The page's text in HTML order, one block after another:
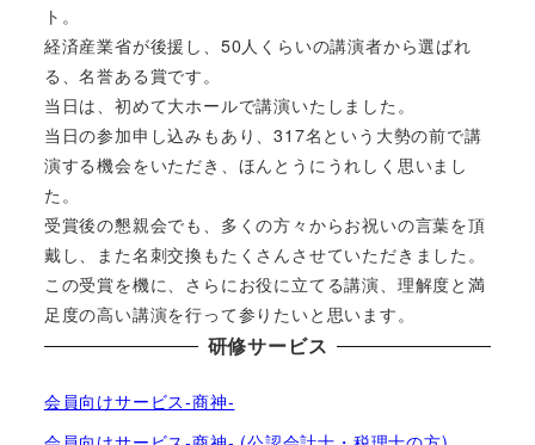
ト。
経済産業省が後援し、50人くらいの講演者から選ばれ
る、名誉ある賞です。
当日は、初めて大ホールで講演いたしました。
当日の参加申し込みもあり、317名という大勢の前で講
演する機会をいただき、ほんとうにうれしく思いまし
た。
受賞後の懇親会でも、多くの方々からお祝いの言葉を頂
戴し、また名刺交換もたくさんさせていただきました。
この受賞を機に、さらにお役に立てる講演、理解度と満
足度の高い講演を行って参りたいと思います。
研修サービス
会員向けサービス-商神-